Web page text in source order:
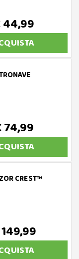
74,99
CREST™